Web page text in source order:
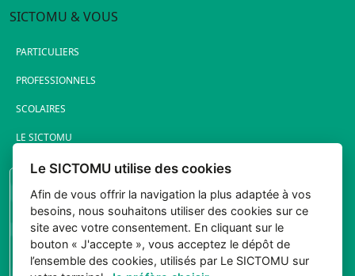
SICTOMU & VOUS
PARTICULIERS
PROFESSIONNELS
SCOLAIRES
LE SICTOMU
PORTAIL ÉLUS
Le SICTOMU utilise des cookies
Afin de vous offrir la navigation la plus adaptée à vos
besoins, nous souhaitons utiliser des cookies sur ce
site avec votre consentement. En cliquant sur le
bouton « J'accepte », vous acceptez le dépôt de
l’ensemble des cookies, utilisés par Le SICTOMU sur